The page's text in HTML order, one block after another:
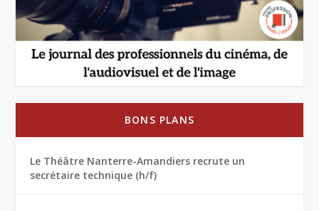
BONS PLANS
Le Théâtre Nanterre-Amandiers recrute un
secrétaire technique (h/f)